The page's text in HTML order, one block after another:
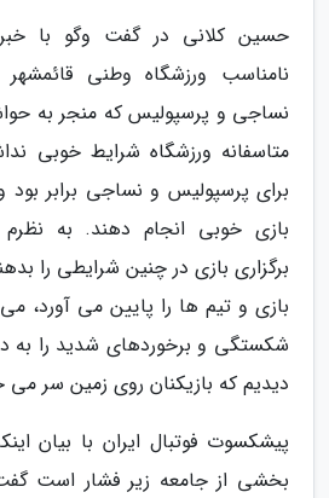
حسین کلانی در گفت وگو با
نامناسب ورزشگاه وطنی
نساجی و پرسپولیس که منجر به
متاسفانه ورزشگاه شرایط خوبی
برای پرسپولیس و نساجی برابر بود
بازی خوبی انجام دهند. به نظرم
برگزاری بازی در چنین شرایطی را
بازی و تیم ها را پایین می آورد،
شکستگی و برخوردهای شدید را به
دیدیم که بازیکنان روی زمین سر می
پیشکسوت فوتبال ایران با بیان
بخشی از جامعه زیر فشار است